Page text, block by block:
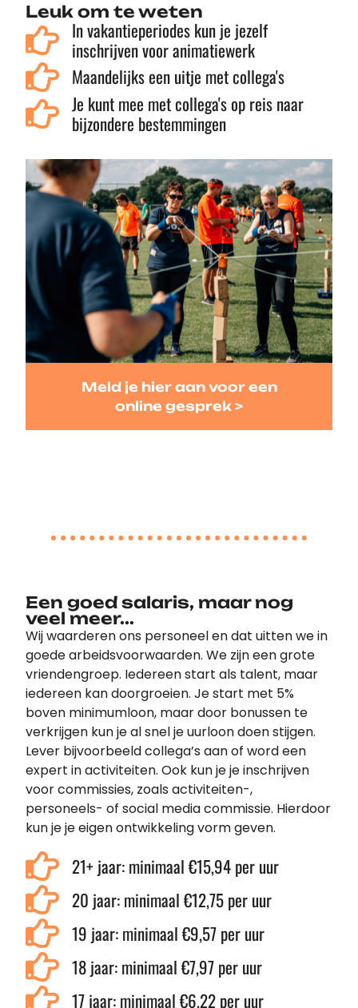
Leuk om te weten
In vakantieperiodes kun je jezelf
inschrijven voor animatiewerk
Maandelijks een uitje met collega's
Je kunt mee met collega's op reis naar
bijzondere bestemmingen
Meld je hier aan voor een
online gesprek >
Een goed salaris, maar nog
veel meer...
Wij waarderen ons personeel en dat uitten we in
goede arbeidsvoorwaarden. We zijn een grote
vriendengroep. Iedereen start als talent, maar
iedereen kan doorgroeien. Je start met 5%
boven minimumloon, maar door bonussen te
verkrijgen kun je al snel je uurloon doen stijgen.
Lever bijvoorbeeld collega’s aan of word een
expert in activiteiten. Ook kun je je inschrijven
voor commissies, zoals activiteiten-,
personeels- of social media commissie. Hierdoor
kun je je eigen ontwikkeling vorm geven.
21+ jaar: minimaal €15,94 per uur
20 jaar: minimaal €12,75 per uur
19 jaar: minimaal €9,57 per uur
18 jaar: minimaal €7,97 per uur
17 jaar: minimaal €6,22 per uur